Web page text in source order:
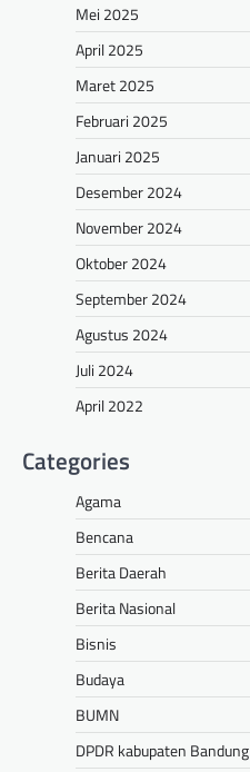
Mei 2025
April 2025
Maret 2025
Februari 2025
Januari 2025
Desember 2024
November 2024
Oktober 2024
September 2024
Agustus 2024
Juli 2024
April 2022
Categories
Agama
Bencana
Berita Daerah
Berita Nasional
Bisnis
Budaya
BUMN
DPDR kabupaten Bandung